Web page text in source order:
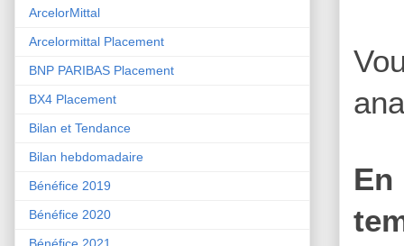
ArcelorMittal
Arcelormittal Placement
BNP PARIBAS Placement
BX4 Placement
Bilan et Tendance
Bilan hebdomadaire
Bénéfice 2019
Bénéfice 2020